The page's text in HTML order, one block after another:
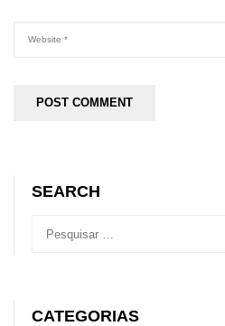
SEARCH
CATEGORIAS